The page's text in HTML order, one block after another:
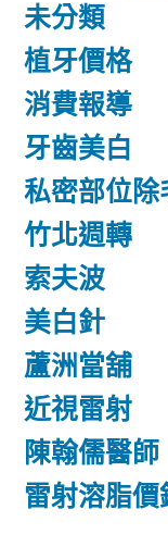
未分類
植牙價格
消費報導
牙齒美白
私密部位除
竹北週轉
索夫波
美白針
蘆洲當舖
近視雷射
陳翰儒醫師
雷射溶脂價